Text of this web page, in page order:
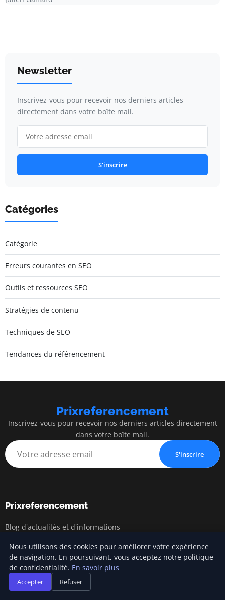
Newsletter
Inscrivez-vous pour recevoir nos derniers articles
directement dans votre boîte mail.
S'inscrire
Catégories
Catégorie
Erreurs courantes en SEO
Outils et ressources SEO
Stratégies de contenu
Techniques de SEO
Tendances du référencement
Prixreferencement
Inscrivez-vous pour recevoir nos derniers articles directement
dans votre boîte mail.
S'inscrire
Prixreferencement
Blog d'actualités et d'informations
Catégories
Catégorie
Nous utilisons des cookies pour améliorer votre expérience
de navigation. En poursuivant, vous acceptez notre politique
de confidentialité. En savoir plus
Accepter Refuser